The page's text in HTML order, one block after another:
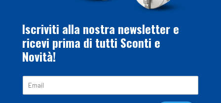
Iscriviti alla nostra newsletter e
ricevi prima di tutti Sconti e
Novità!